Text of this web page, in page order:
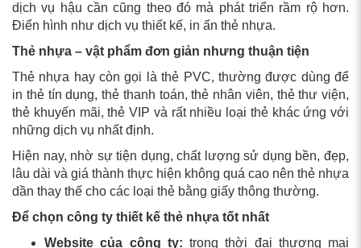
dịch vụ hậu cần cũng theo đó mà phát triển rầm rộ hơn.
Điển hình như dịch vụ thiết kế, in ấn thẻ nhựa.
Thẻ nhựa – vật phẩm đơn giản nhưng thuận tiện
Thẻ nhựa hay còn gọi là thẻ PVC, thường được dùng để
in thẻ tín dụng, thẻ thanh toán, thẻ nhân viên, thẻ thư viện,
thẻ khuyến mãi, thẻ VIP và rất nhiều loại thẻ khác ứng với
những dịch vụ nhất định.
Hiện nay, nhờ sự tiện dụng, chất lượng sử dụng bền, đẹp,
lâu dài và giá thành thực hiện không quá cao nên thẻ nhựa
dần thay thế cho các loại thẻ bằng giấy thông thường.
Để chọn công ty thiết kế thẻ nhựa tốt nhất
Website của công ty: trong thời đại thương mại